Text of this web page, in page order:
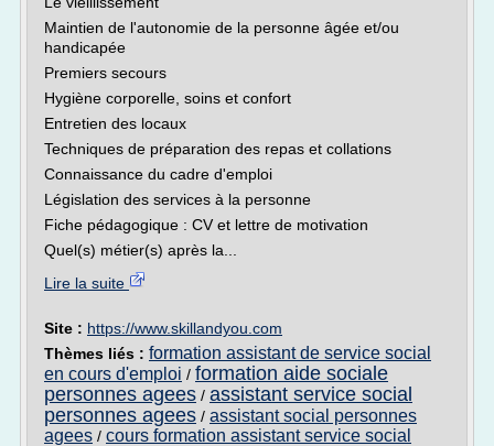
Maintien de l'autonomie de la personne âgée et/ou
handicapée
Premiers secours
Hygiène corporelle, soins et confort
Entretien des locaux
Techniques de préparation des repas et collations
Connaissance du cadre d'emploi
Législation des services à la personne
Fiche pédagogique : CV et lettre de motivation
Quel(s) métier(s) après la...
Lire la suite
Site : https://www.skillandyou.com
Thèmes liés : formation assistant de service social
en cours d'emploi / formation aide sociale
personnes agees / assistant service social
personnes agees / assistant social personnes
agees / cours formation assistant service social